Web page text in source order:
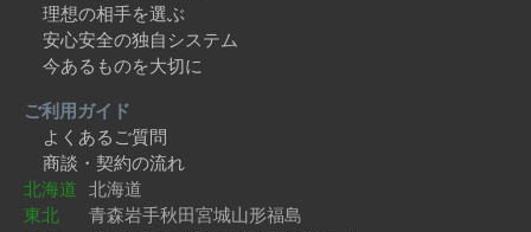
理想の相手を選ぶ
安心安全の独自システム
今あるものを大切に
ご利用ガイド
よくあるご質問
商談・契約の流れ
北海道 北海道
東北
青森岩手秋田宮城山形福島